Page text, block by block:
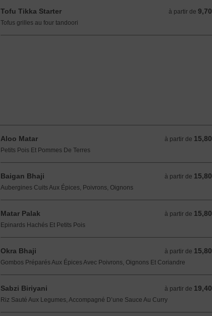
Tofu Tikka Starter à partir de 9,70
à partir de 9,70 EUR
Tofus grilles au four tandoori
Aloo Matar à partir de 15,80
à partir de 15,80 EUR
Petits Pois Et Pommes De Terres
Baigan Bhaji à partir de 15,80
à partir de 15,80 EUR
Aubergines Cuits Aux Épices, Poivrons, Oignons
Matar Palak à partir de 15,80
à partir de 15,80 EUR
Epinards Hachés Et Petits Pois
Okra Bhaji à partir de 15,80
à partir de 15,80 EUR
Gombos Préparés Aux Épices Avec Poivrons, Oignons Et Coriandre
Sabzi Biriyani à partir de 19,40
à partir de 19,40 EUR
Riz Sauté Aux Legumes, Accompagné D’une Sauce Au Curry